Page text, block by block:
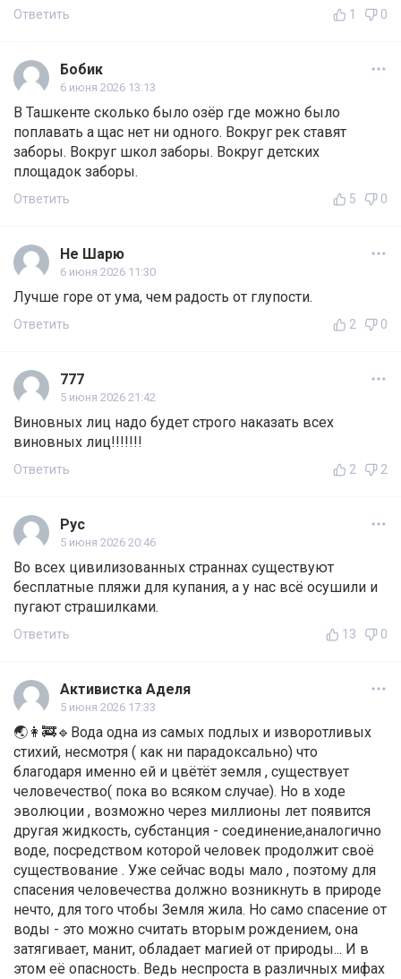
Ответить 1 0
Бобик
6 июня 2026 13:13
В Ташкенте сколько было озёр где можно было
поплавать а щас нет ни одного. Вокруг рек ставят
заборы. Вокруг школ заборы. Вокруг детских
площадок заборы.
Ответить 5 0
Не Шарю
6 июня 2026 11:30
Лучше горе от ума, чем радость от глупости.
Ответить 2 0
777
5 июня 2026 21:42
Виновных лиц надо будет строго наказать всех
виновных лиц!!!!!!!
Ответить 2 2
Рус
5 июня 2026 20:46
Во всех цивилизованных страннах существуют
бесплатные пляжи для купания, а у нас всё осушили и
пугают страшилками.
Ответить 13 0
Активистка Аделя
5 июня 2026 17:33
🌏👩‍🚒🔹Вода одна из самых подлых и изворотливых
стихий, несмотря ( как ни парадоксально) что
благодаря именно ей и цвётёт земля , существует
человечество( пока во всяком случае). Но в ходе
эволюции , возможно через миллионы лет появится
другая жидкость, субстанция - соединение,аналогично
воде, посредством которой человек продолжит своё
существование . Уже сейчас воды мало , поэтому для
спасения человечества должно возникнуть в природе
нечто, для того чтобы Земля жила. Но само спасение от
воды - это можно считать вторым рождением, она
затягивает, манит, обладает магией от природы... И в
этом её опасность. Ведь неспроста в различных мифах